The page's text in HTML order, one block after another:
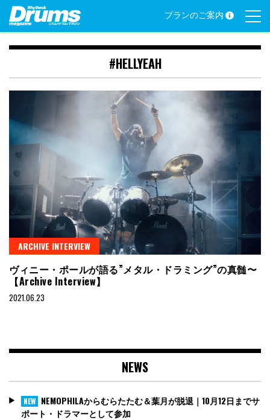
Skip
content
プランのご案内
#HELLYEAH
ARCHIVE INTERVIEW
ヴィニー・ポールが語る”メタル・ドラミング”の真髄〜
【Archive Interview】
2021.06.23
NEWS
NEW NEMOPHILAからむらたたむ＆葉月が脱退｜10月12日までサ
ポート・ドラマーとして参加